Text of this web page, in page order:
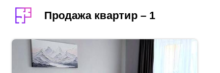
Продажа квартир – 1